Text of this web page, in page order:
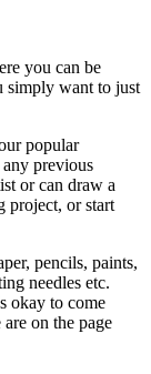
you can be
simply want to just
popular
any previous
or can draw a
project, or start
pencils, paints,
needles etc.
okay to come
on the page